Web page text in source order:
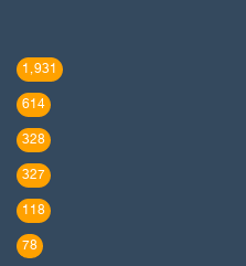
1٬931
614
328
327
118
78